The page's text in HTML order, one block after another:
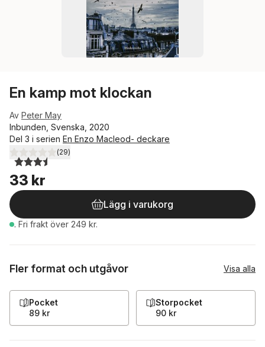
En kamp mot klockan
Av Peter May
Inbunden, Svenska, 2020
Del 3 i serien En Enzo Macleod- deckare
3,5utav 5 stjärnor. Totalt antal röster:
(29)
33 kr
Lägg i varukorg
. Fri frakt över 249 kr.
Fler format och utgåvor Visa alla
Pocket
89 kr
Storpocket
90 kr